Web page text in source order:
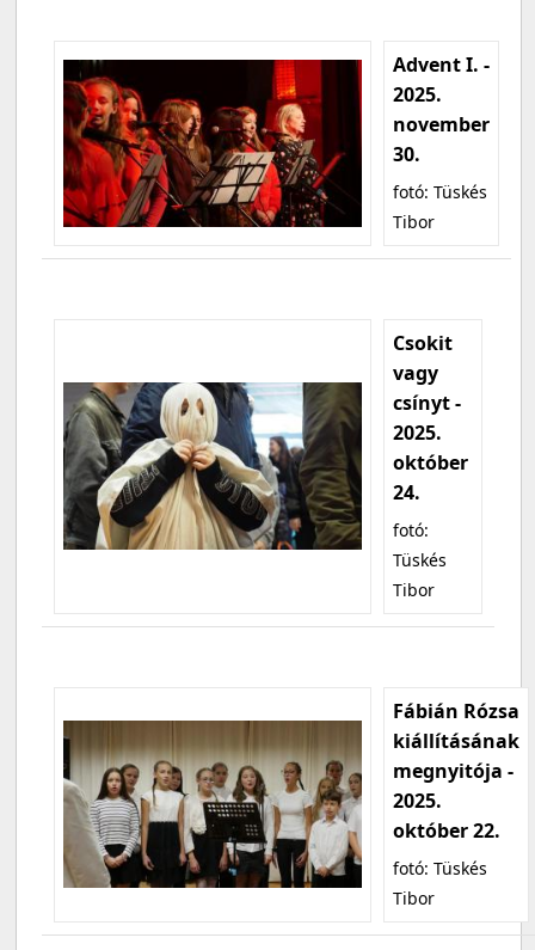
Advent I. -
2025.
november
30.
fotó: Tüskés
Tibor
Csokit
vagy
csínyt -
2025.
október
24.
fotó:
Tüskés
Tibor
Fábián Rózsa
kiállításának
megnyitója -
2025.
október 22.
fotó: Tüskés
Tibor